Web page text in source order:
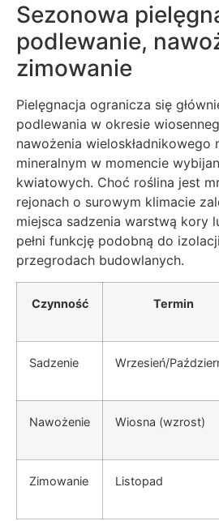
Sezonowa
podlewanie,
zimowanie
Pielęgnacja ogranicza się
podlewania w okresie
nawożenia wieloskładnikowego
mineralnym w momencie
kwiatowych. Choć roślina jest
rejonach o surowym klimacie
miejsca sadzenia warstwą kory
pełni funkcję podobną do
przegrodach budowlanych.
Czynność Termin
Sadzenie Wrzesień/
Nawożenie Wiosna (wzrost)
Zimowanie Listopad